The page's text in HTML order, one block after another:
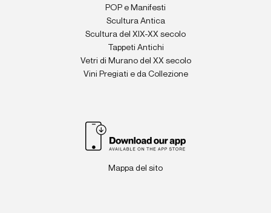
POP e Manifesti
Scultura Antica
Scultura del XIX-XX secolo
Tappeti Antichi
Vetri di Murano del XX secolo
Vini Pregiati e da Collezione
Mappa del sito